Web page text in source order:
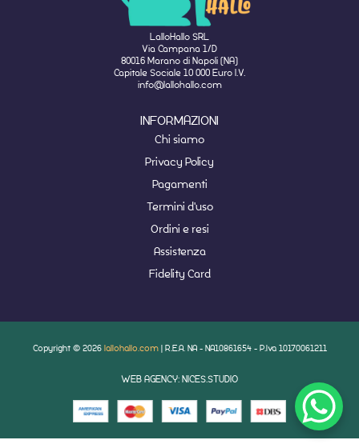
LalloHallo SRL
Via Campana 1/D
80016 Marano di Napoli (NA)
Capitale Sociale 10 000 Euro I.V.
info@lallohallo.com
INFORMAZIONI
Chi siamo
Privacy Policy
Pagamenti
Termini d'uso
Ordini e resi
Assistenza
Fidelity Card
Copyright © 2026 lallohallo.com | R.E.A. NA - NA10861654 - P.Iva 10170061211
WEB AGENCY: NICES.STUDIO